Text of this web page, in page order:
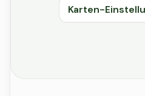
Karten-